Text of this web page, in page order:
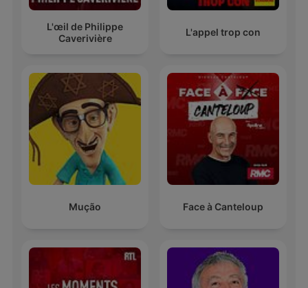
L'œil de Philippe
Caverivière
L'appel trop con
Mução Face à Canteloup